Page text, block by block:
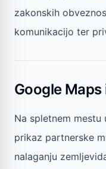
zakonskih
komunikacijo ter
Google
Na spletnem
prikaz partnerske
nalaganju